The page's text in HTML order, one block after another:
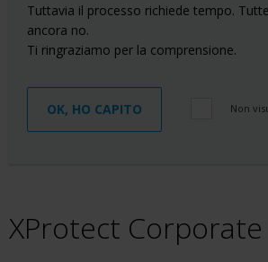
Tuttavia il processo richiede tempo.
ancora no.
Ti ringraziamo per la comprensione.
OK, HO CAPITO Non
XProtect Corporate